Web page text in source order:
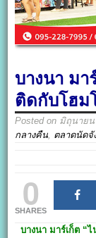
บางนา มา
ติดกับโฮม
Posted on มิถุนายน
กลางคืน, ตลาดนัดจั
0
SHARES
บางนา มาร์เก็ต “ไ